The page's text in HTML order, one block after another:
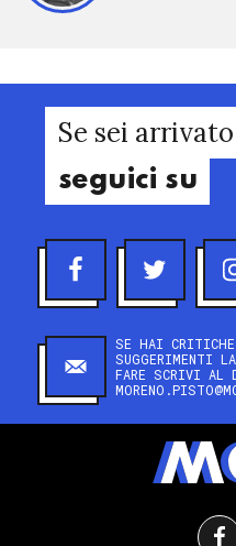
Se sei
seguici su
SE HAI CRITICHE
SUGGERIMENTI
FARE SCRIVI AL